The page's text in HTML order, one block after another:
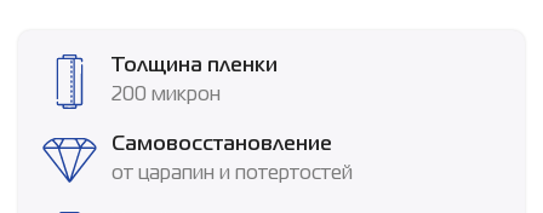
Толщина пленки
200 микрон
Самовосстановление
от царапин и потертостей